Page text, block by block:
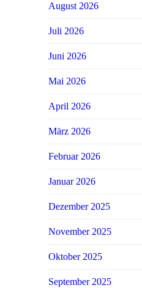
August 2026
Juli 2026
Juni 2026
Mai 2026
April 2026
März 2026
Februar 2026
Januar 2026
Dezember 2025
November 2025
Oktober 2025
September 2025